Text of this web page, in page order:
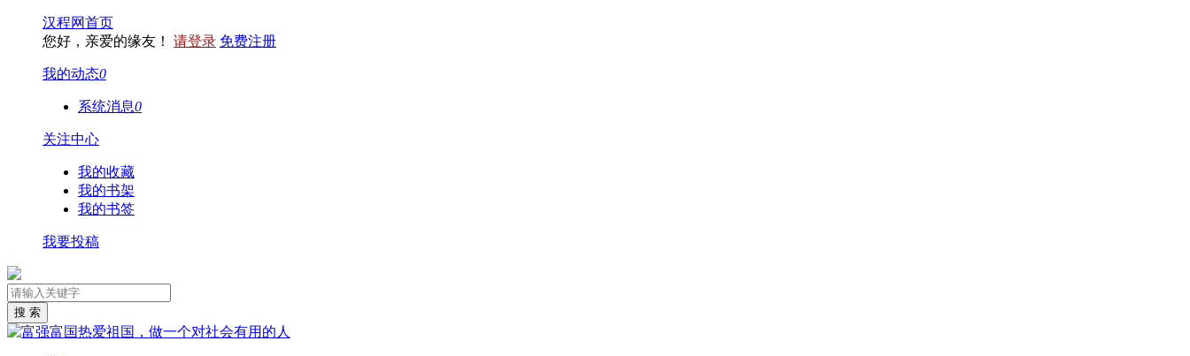
汉程网首页
您好，亲爱的缘友！ 请登录 免费注册
我的动态0
系统消息0
关注中心
我的收藏
我的书架
我的书签
我要投稿